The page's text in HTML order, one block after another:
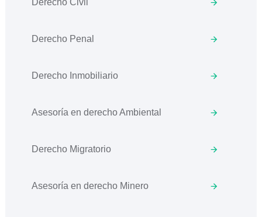
Derecho Civil
Derecho Penal
Derecho Inmobiliario
Asesoría en derecho Ambiental
Derecho Migratorio
Asesoría en derecho Minero